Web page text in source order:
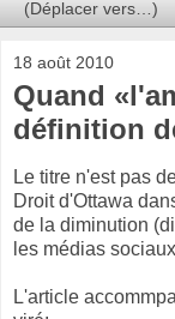
18 août 2010
Quand
définition
Le titre n'est pas
Droit d'Ottawa
de la diminution
les médias
L'article